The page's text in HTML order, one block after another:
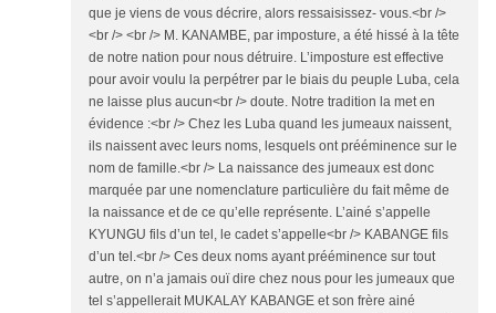
que je viens de vous décrire, alors ressaisissez- vous.<br />
<br /> <br /> M. KANAMBE, par imposture, a été hissé à la tête
de notre nation pour nous détruire. L’imposture est effective
pour avoir voulu la perpétrer par le biais du peuple Luba, cela
ne laisse plus aucun<br /> doute. Notre tradition la met en
évidence :<br /> Chez les Luba quand les jumeaux naissent,
ils naissent avec leurs noms, lesquels ont prééminence sur le
nom de famille.<br /> La naissance des jumeaux est donc
marquée par une nomenclature particulière du fait même de
la naissance et de ce qu’elle représente. L’ainé s’appelle
KYUNGU fils d’un tel, le cadet s’appelle<br /> KABANGE fils
d’un tel.<br /> Ces deux noms ayant prééminence sur tout
autre, on n’a jamais ouï dire chez nous pour les jumeaux que
tel s’appellerait MUKALAY KABANGE et son frère ainé